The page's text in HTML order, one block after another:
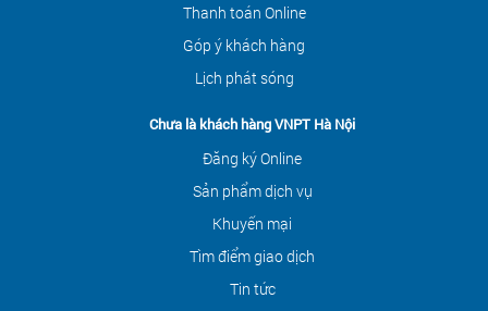
Thanh toán Online
Góp ý khách hàng
Lịch phát sóng
Chưa là khách hàng VNPT Hà Nội
Đăng ký Online
Sản phẩm dịch vụ
Khuyến mại
Tìm điểm giao dịch
Tin tức